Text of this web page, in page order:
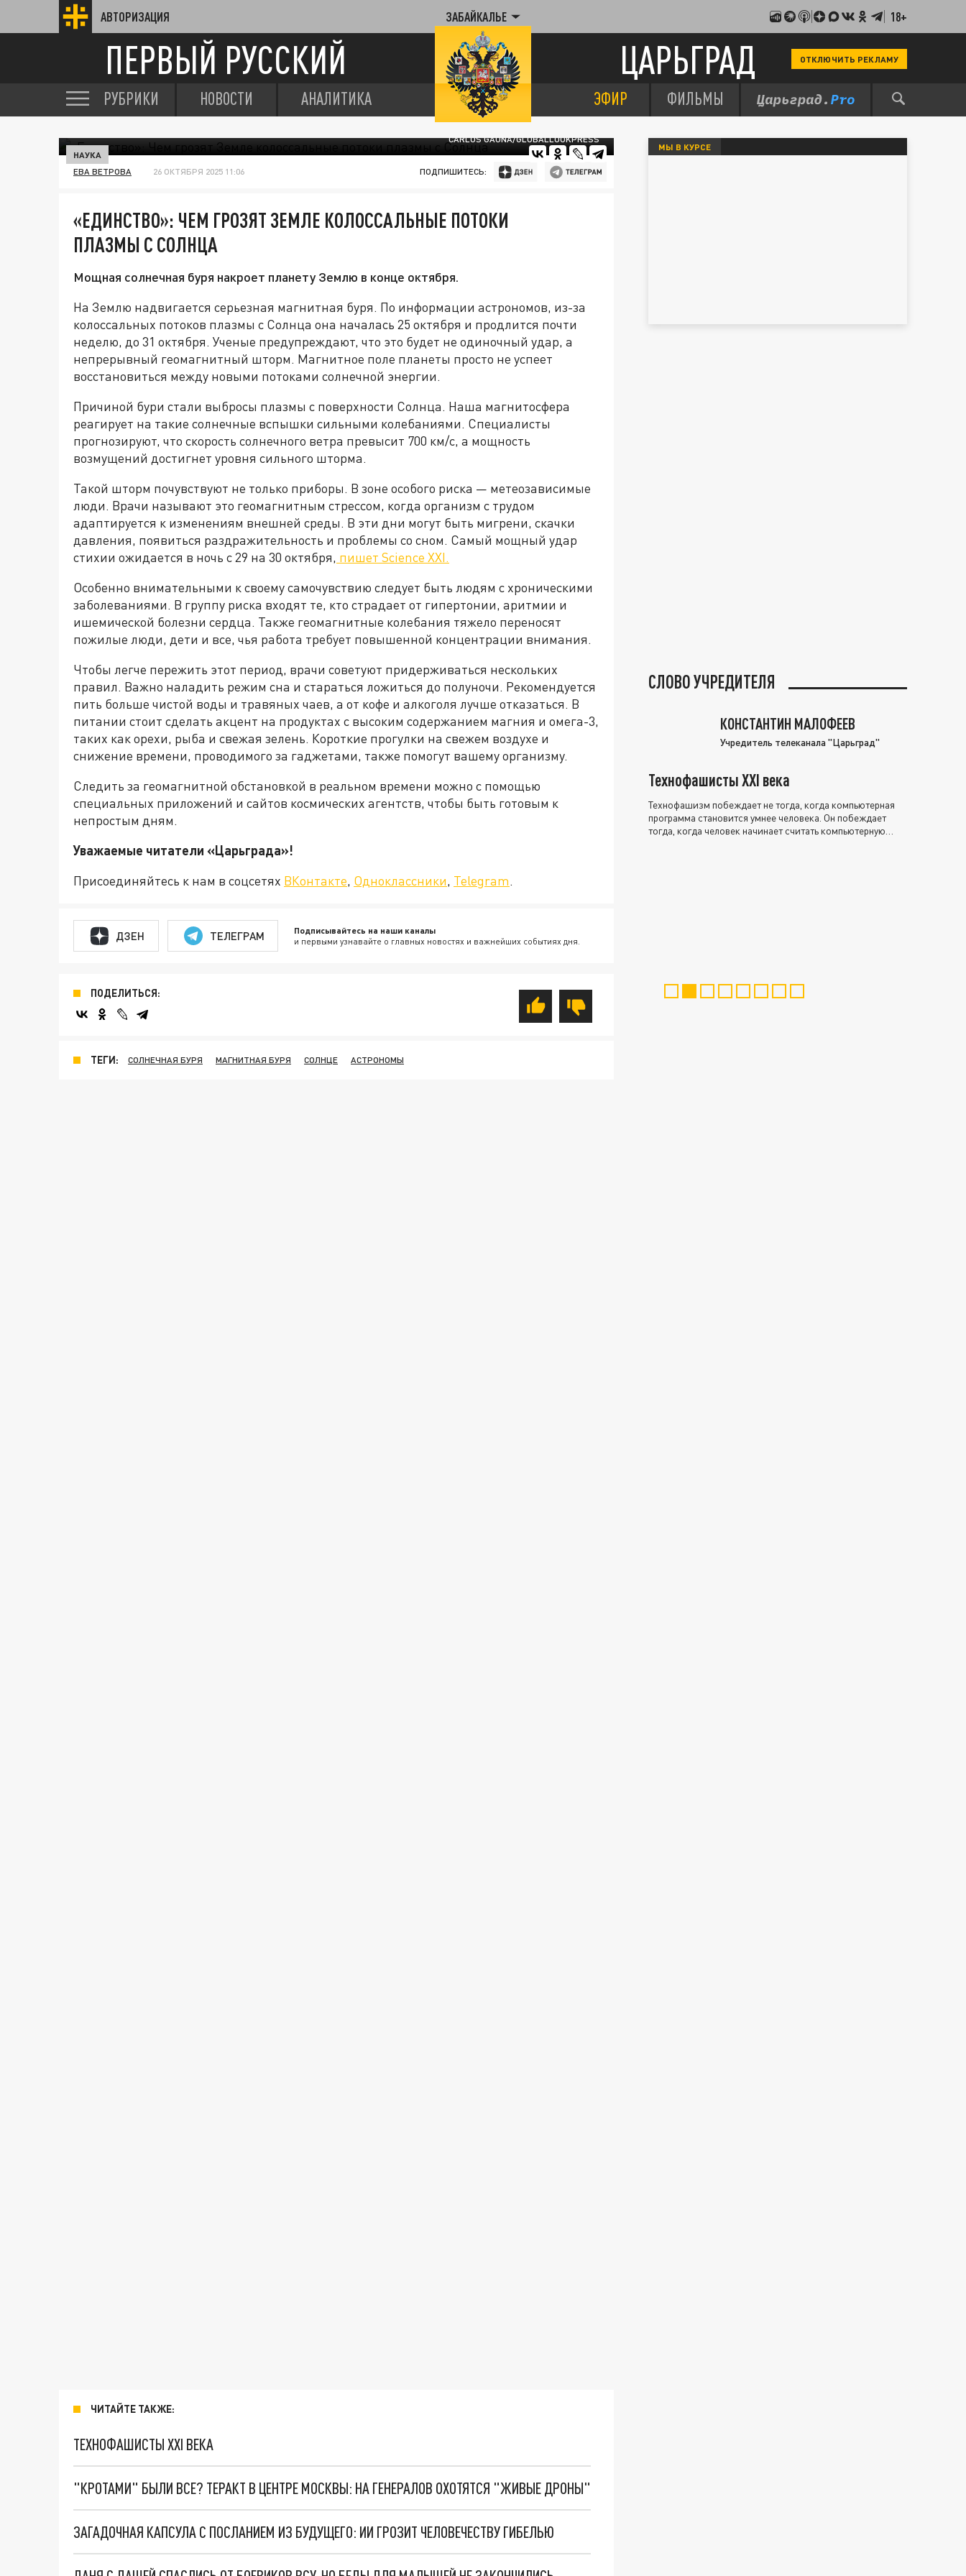
АВТОРИЗАЦИЯ ЗАБАЙКАЛЬЕ 18+
ПЕРВЫЙ РУССКИЙ ЦАРЬГРАД ОТКЛЮЧИТЬ РЕКЛАМУ
РУБРИКИ НОВОСТИ АНАЛИТИКА ЭФИР ФИЛЬМЫ
CARLOS GAUNA/GLOBALLOOKPRESS
НАУКА
ЕВА ВЕТРОВА 26 ОКТЯБРЯ 2025 11:06 ПОДПИШИТЕСЬ:
«ЕДИНСТВО»: ЧЕМ ГРОЗЯТ ЗЕМЛЕ КОЛОССАЛЬНЫЕ ПОТОКИ
ПЛАЗМЫ С СОЛНЦА
Мощная солнечная буря накроет планету Землю в конце октября.
На Землю надвигается серьезная магнитная буря. По информации астрономов, из-за
колоссальных потоков плазмы с Солнца она началась 25 октября и продлится почти
неделю, до 31 октября. Ученые предупреждают, что это будет не одиночный удар, а
непрерывный геомагнитный шторм. Магнитное поле планеты просто не успеет
восстановиться между новыми потоками солнечной энергии.
Причиной бури стали выбросы плазмы с поверхности Солнца. Наша магнитосфера
реагирует на такие солнечные вспышки сильными колебаниями. Специалисты
прогнозируют, что скорость солнечного ветра превысит 700 км/с, а мощность
возмущений достигнет уровня сильного шторма.
Такой шторм почувствуют не только приборы. В зоне особого риска — метеозависимые
люди. Врачи называют это геомагнитным стрессом, когда организм с трудом
адаптируется к изменениям внешней среды. В эти дни могут быть мигрени, скачки
давления, появиться раздражительность и проблемы со сном. Самый мощный удар
стихии ожидается в ночь с 29 на 30 октября, пишет Science XXI.
Особенно внимательными к своему самочувствию следует быть людям с хроническими
заболеваниями. В группу риска входят те, кто страдает от гипертонии, аритмии и
ишемической болезни сердца. Также геомагнитные колебания тяжело переносят
пожилые люди, дети и все, чья работа требует повышенной концентрации внимания.
Чтобы легче пережить этот период, врачи советуют придерживаться нескольких
правил. Важно наладить режим сна и стараться ложиться до полуночи. Рекомендуется
пить больше чистой воды и травяных чаев, а от кофе и алкоголя лучше отказаться. В
питании стоит сделать акцент на продуктах с высоким содержанием магния и омега-3,
таких как орехи, рыба и свежая зелень. Короткие прогулки на свежем воздухе и
снижение времени, проводимого за гаджетами, также помогут вашему организму.
Следить за геомагнитной обстановкой в реальном времени можно с помощью
специальных приложений и сайтов космических агентств, чтобы быть готовым к
непростым дням.
Уважаемые читатели «Царьграда»!
Присоединяйтесь к нам в соцсетях ВКонтакте, Одноклассники, Telegram.
ДЗЕН ТЕЛЕГРАМ Подписывайтесь на наши каналы
и первыми узнавайте о главных новостях и важнейших событиях дня.
ПОДЕЛИТЬСЯ:
ТЕГИ: СОЛНЕЧНАЯ БУРЯ МАГНИТНАЯ БУРЯ СОЛНЦЕ АСТРОНОМЫ
ЧИТАЙТЕ ТАКЖЕ:
ТЕХНОФАШИСТЫ XXI ВЕКА
"КРОТАМИ" БЫЛИ ВСЕ? ТЕРАКТ В ЦЕНТРЕ МОСКВЫ: НА ГЕНЕРАЛОВ ОХОТЯТСЯ "ЖИВЫЕ ДРОНЫ"
ЗАГАДОЧНАЯ КАПСУЛА C ПОСЛАНИЕМ ИЗ БУДУЩЕГО: ИИ ГРОЗИТ ЧЕЛОВЕЧЕСТВУ ГИБЕЛЬЮ
МЫ В КУРСЕ
СЛОВО УЧРЕДИТЕЛЯ
КОНСТАНТИН МАЛОФЕЕВ
Учредитель телеканала "Царьград"
Технофашисты XXI века
Технофашизм побеждает не тогда, когда компьютерная
программа становится умнее человека. Он побеждает
тогда, когда человек начинает считать компьютерную